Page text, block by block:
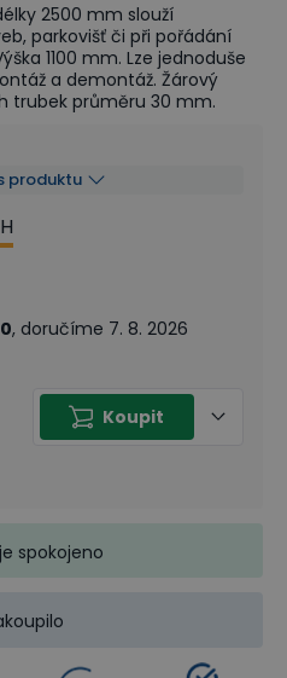
2500 mm slouží
parkovišť či při pořádání
1100 mm. Lze jednoduše
a demontáž. Žárový
trubek průměru 30 mm.
produktu
, doručíme 7. 8. 2026
Koupit
spokojeno